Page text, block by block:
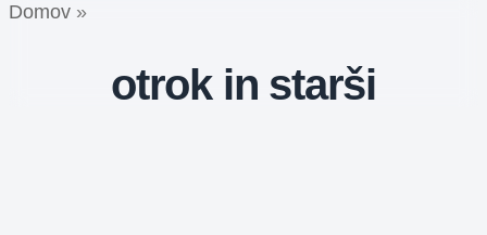
Domov »
otrok in starši